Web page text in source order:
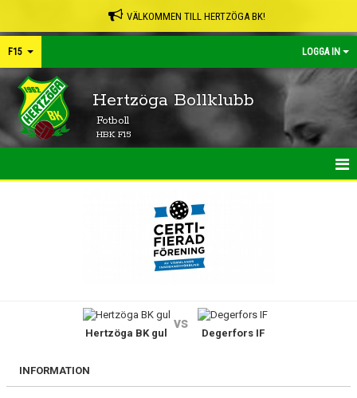
VÄLKOMMEN TILL HERTZÖGA BK!
F15 LOGGA IN
Hertzöga Bollklubb
Fotboll
HBK F15
BILDGALLERI
Hertzöga BK gul
vs
Degerfors IF
INFORMATION